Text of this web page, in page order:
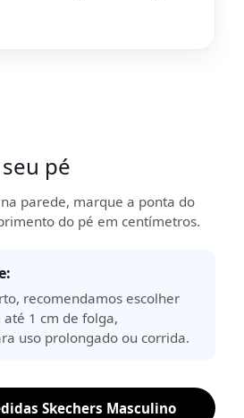
pé
parede, marque a ponta do
do pé em centímetros.
recomendamos escolher
1 cm de folga,
uso prolongado ou corrida.
Skechers Masculino